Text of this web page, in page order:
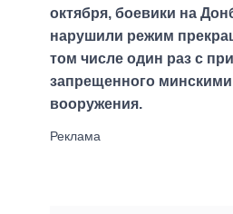
октября, боевики на
нарушили режим
том числе один раз с
запрещенного
вооружения.